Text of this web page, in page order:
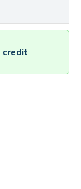
credit